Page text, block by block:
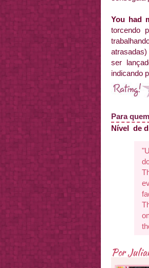
You had
torcendo
ser
indicando
Para
Nível de
Por